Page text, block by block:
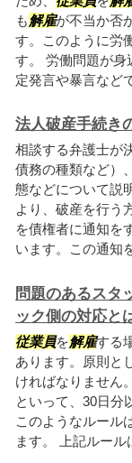
も解雇が不当か否
す。このように労
す。 労働問題が身
定発言や暴言など
法人破産手続き
相談する弁護士が
債務の種類など）
態などについて説
より、破産を行う
を債権者に通知を
います。この通知
問題のあるスタ
ック側の対応と
従業員を解雇する
あります。原則と
ければなりません
といって、30日分
このようなルール
ます。 上記ルール